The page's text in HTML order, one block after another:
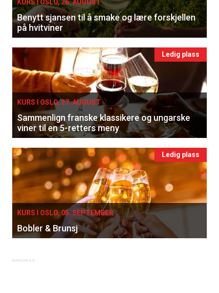
KURS I OSLO, 26. AUGUST
Benytt sjansen til å smake og lære forskjellen
på hvitviner
Ledig plass
KURS I OSLO, 27. AUGUST
Sammenlign franske klassikere og ungarske
viner til en 5-retters meny
Ledig plass
KURS I OSLO, 05. SEPTEMBER
Bobler & Brunsj